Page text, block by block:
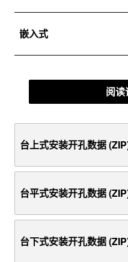
嵌入式
阅
台上式安装开孔数据
台平式安装开孔数据
台下式安装开孔数据